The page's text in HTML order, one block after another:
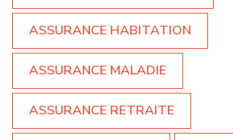
ASSURANCE HABITATION
ASSURANCE MALADIE
ASSURANCE RETRAITE